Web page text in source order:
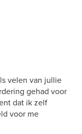
velen van jullie
gehad voor
dat ik zelf
voor me